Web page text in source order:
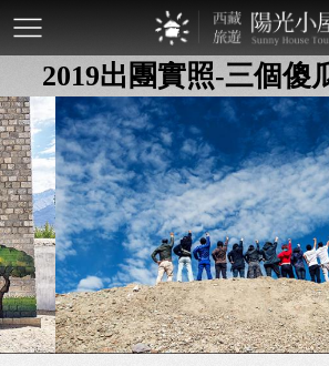
mobile-2019出團實照-三個傻